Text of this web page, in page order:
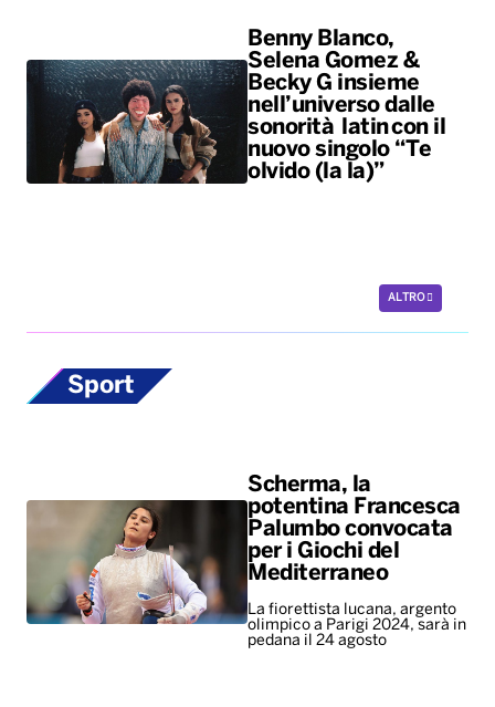
Benny Blanco,
Selena Gomez &
Becky G insieme
nell’universo dalle
sonorità latin con il
nuovo singolo “Te
olvido (la la)”
ALTRO
Sport
Scherma, la
potentina Francesca
Palumbo convocata
per i Giochi del
Mediterraneo
La fiorettista lucana, argento
olimpico a Parigi 2024, sarà in
pedana il 24 agosto